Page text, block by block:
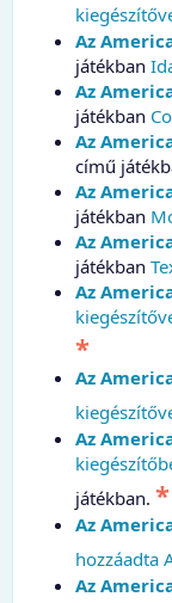
Az
játékban
Az
játékban
Az
című
Az
játékban
Az
játékban
Az
*
Az
Az
játékban. *
Az
hozzáadta
Az